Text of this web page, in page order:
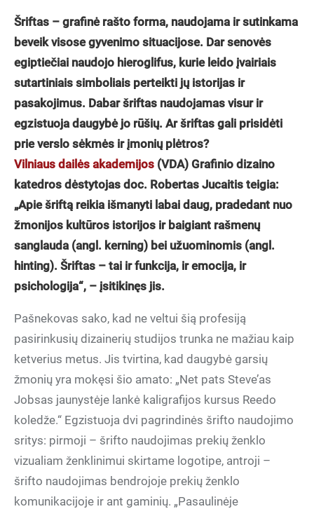
Šriftas – grafinė rašto forma, naudojama ir sutinkama
beveik visose gyvenimo situacijose. Dar senovės
egiptiečiai naudojo hieroglifus, kurie leido įvairiais
sutartiniais simboliais perteikti jų istorijas ir
pasakojimus. Dabar šriftas naudojamas visur ir
egzistuoja daugybė jo rūšių. Ar šriftas gali prisidėti
prie verslo sėkmės ir įmonių plėtros?
Vilniaus dailės akademijos (VDA) Grafinio dizaino
katedros dėstytojas doc. Robertas Jucaitis teigia:
„Apie šriftą reikia išmanyti labai daug, pradedant nuo
žmonijos kultūros istorijos ir baigiant rašmenų
sanglauda (angl. kerning) bei užuominomis (angl.
hinting). Šriftas – tai ir funkcija, ir emocija, ir
psichologija“, – įsitikinęs jis.
Pašnekovas sako, kad ne veltui šią profesiją
pasirinkusių dizainerių studijos trunka ne mažiau kaip
ketverius metus. Jis tvirtina, kad daugybė garsių
žmonių yra mokęsi šio amato: „Net pats Steve’as
Jobsas jaunystėje lankė kaligrafijos kursus Reedo
koledže.“ Egzistuoja dvi pagrindinės šrifto naudojimo
sritys: pirmoji – šrifto naudojimas prekių ženklo
vizualiam ženklinimui skirtame logotipe, antroji –
šrifto naudojimas bendrojoje prekių ženklo
komunikacijoje ir ant gaminių. „Pasaulinėje